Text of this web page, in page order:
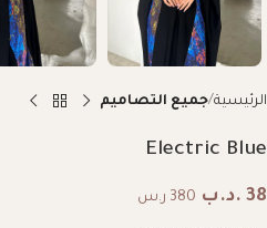
الرئيسية جميع التصاميم
Electric Blue
38 .د.ب 380 ر.س